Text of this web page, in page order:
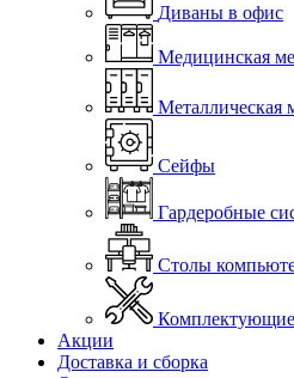
Диваны в офис
Медицинская
Металлическая
Сейфы
Гардеробные
Столы
Комплектующие
Акции
Доставка и сборка